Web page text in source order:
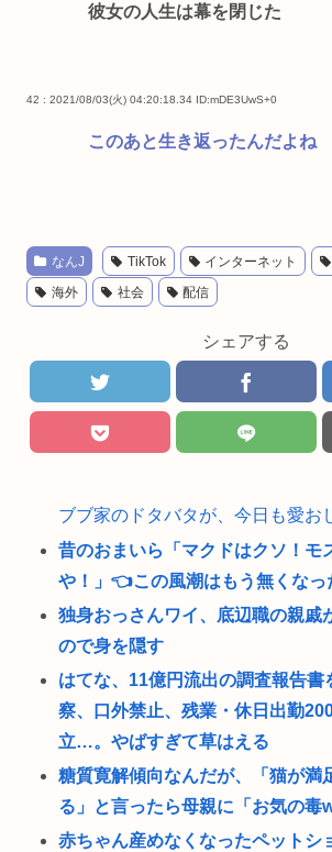
彼女の人生は幕を閉じた
42 : 2021/08/03(火) 04:20:18.34 ID:mDE3UwS+0
このあと生き返ったんだよね
なんJ TikTok インターネット
海外 社会 配信
シェアする
ブブ家のドタバタが、今日も愛お
昔のおまいら「マクドはクソ！モ
や！」👈この風潮はもう無くなっ
独身おっさんワイ、底辺職の親戚
ので身を隠す
はてな、11億円流出の調査報告書
察、口外禁止、残業・休日出勤
立…。やばすぎて草はえる
糖質寛解傾向なんだが、「猫が満
る」と言ったら母親に「お気の毒
赤ちゃん産めなくなったペットシ